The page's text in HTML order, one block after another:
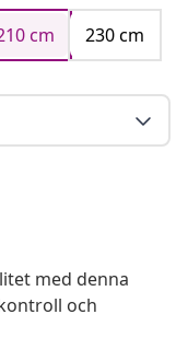
cm
230 cm
med denna
och